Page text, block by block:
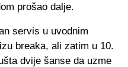
prošao dalje.
servis u uvodnim
breaka, ali zatim u 10.
dvije šanse da uzme